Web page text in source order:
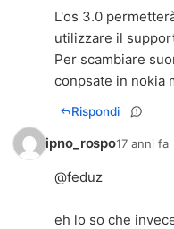
L'os 3.0
utilizzare il
Per scambiare
conpsate in nokia
Rispondi
ipno_rospo17 anni fa
@feduz
eh lo so che